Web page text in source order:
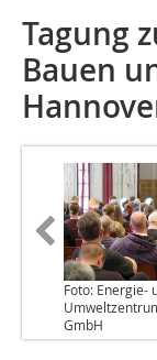
Tagung
Bauen
Foto: Energie-
GmbH